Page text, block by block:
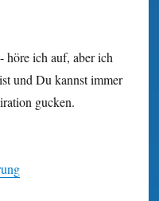
höre ich auf, aber ich
und Du kannst immer
gucken.